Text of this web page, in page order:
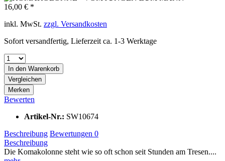
16,00 € *
inkl. MwSt. zzgl. Versandkosten
Sofort versandfertig, Lieferzeit ca. 1-3 Werktage
In den Warenkorb
Vergleichen
Merken
Bewerten
Artikel-Nr.: SW10674
Beschreibung Bewertungen 0
Beschreibung
Die Komakolonne steht wie so oft schon seit Stunden am Tresen....